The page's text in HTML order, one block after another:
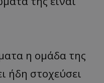
η ομάδα της
ήδη στοχεύσει